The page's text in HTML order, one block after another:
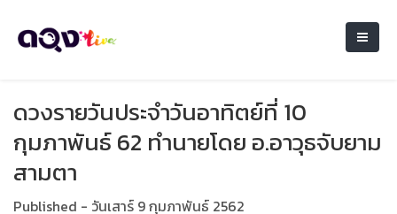
ดวงรายวันประจำวันอาทิตย์ที่ 10
กุมภาพันธ์ 62 ทำนายโดย อ.อาวุธจับยาม
สามตา
Published - วันเสาร์ 9 กุมภาพันธ์ 2562